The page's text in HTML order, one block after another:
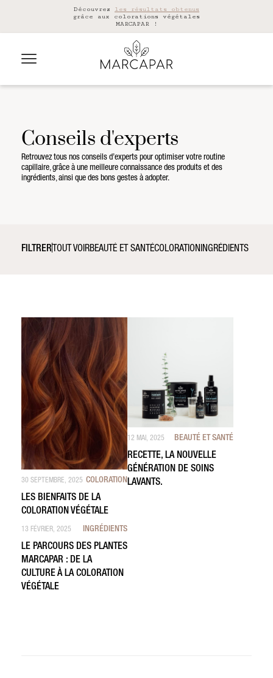
Découvrez les résultats obtenus
grâce aux colorations végétales
MARCAPAR !
Conseils d'experts
Retrouvez tous nos conseils d’experts pour optimiser votre routine
capillaire, grâce à une meilleure connaissance des produits et des
ingrédients, ainsi que des bons gestes à adopter.
FILTRER TOUT VOIRBEAUTÉ ET SANTÉCOLORATIONINGRÉDIENTS
30 SEPTEMBRE, 2025 COLORATION
LES BIENFAITS DE LA
COLORATION VÉGÉTALE
12 MAI, 2025 BEAUTÉ ET SANTÉ
RECETTE, LA NOUVELLE
GÉNÉRATION DE SOINS
LAVANTS.
13 FÉVRIER, 2025 INGRÉDIENTS
LE PARCOURS DES PLANTES
MARCAPAR : DE LA
CULTURE À LA COLORATION
VÉGÉTALE